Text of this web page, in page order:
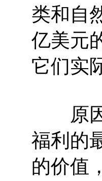
类和自
亿美元
它们实
原因
福利的
的价值